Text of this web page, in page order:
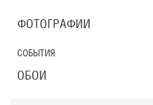
ФОТОГРАФИИ
СОБЫТИЯ
ОБОИ